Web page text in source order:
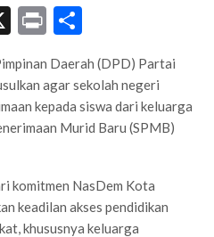
X Print
Daerah (DPD) Partai
agar sekolah negeri
kepada siswa dari keluarga
Murid Baru (SPMB)
komitmen NasDem Kota
keadilan akses pendidikan
khususnya keluarga